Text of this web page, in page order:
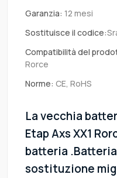
Garanzia: 12 mesi
Sostituisce il codice:
Compatibilità del
Rorce
Norme: CE, RoHS
La vecchia
Etap Axs XX1
batteria
sostituzione